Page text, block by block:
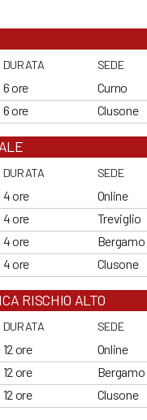
DURATA SEDE
6 ore Curno
6 ore Clusone
DURATA SEDE
4 ore Online
4 ore Treviglio
4 ore Bergamo
4 ore Clusone
RISCHIO ALTO
DURATA SEDE
12 ore Online
12 ore Bergamo
12 ore Clusone